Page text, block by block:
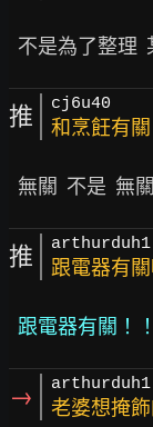
推 cj6u40
和烹飪有
推 arthurduh1
跟電器有關
跟電器有關！
→ arthurduh1
老婆想掩